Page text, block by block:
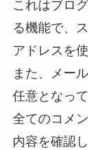
これはブロ
る機能で、
アドレスを
また、メー
任意となっ
全てのコメ
内容を確認